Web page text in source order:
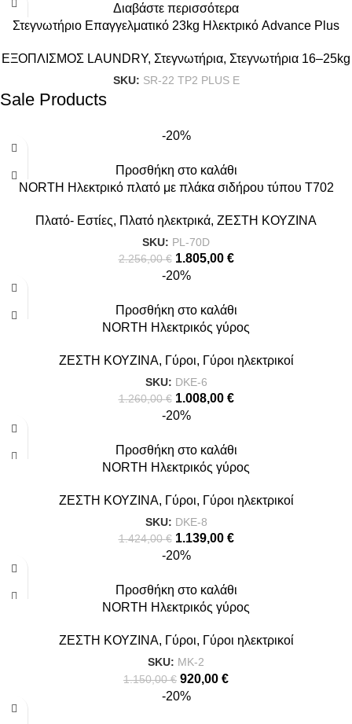
Διαβάστε περισσότερα
Στεγνωτήριο Επαγγελματικό 23kg Ηλεκτρικό Advance Plus
ΕΞΟΠΛΙΣΜΟΣ LAUNDRY, Στεγνωτήρια, Στεγνωτήρια 16–25kg
SKU: SR-22 TP2 PLUS E
Sale Products
-20%
Προσθήκη στο καλάθι
NORTH Ηλεκτρικό πλατό με πλάκα σιδήρου τύπου T702
Πλατό- Εστίες, Πλατό ηλεκτρικά, ΖΕΣΤΗ ΚΟΥΖΙΝΑ
SKU: PL-70D
2.256,00€ 1.805,00 €
-20%
Προσθήκη στο καλάθι
NORTH Ηλεκτρικός γύρος
ΖΕΣΤΗ ΚΟΥΖΙΝΑ, Γύροι, Γύροι ηλεκτρικοί
SKU: DKE-6
1.260,00€ 1.008,00 €
-20%
Προσθήκη στο καλάθι
NORTH Ηλεκτρικός γύρος
ΖΕΣΤΗ ΚΟΥΖΙΝΑ, Γύροι, Γύροι ηλεκτρικοί
SKU: DKE-8
1.424,00€ 1.139,00 €
-20%
Προσθήκη στο καλάθι
NORTH Ηλεκτρικός γύρος
ΖΕΣΤΗ ΚΟΥΖΙΝΑ, Γύροι, Γύροι ηλεκτρικοί
SKU: MK-2
1.150,00€ 920,00 €
-20%